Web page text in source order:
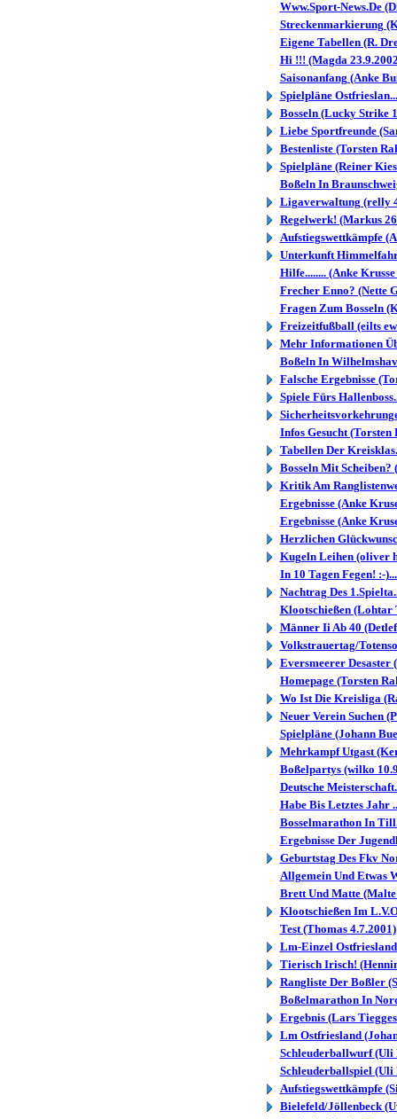
Www.Sport-News.De
Streckenmarkierung
Eigene Tabellen (R.
Hi !!! (Magda
Saisonanfang (Anke
Spielpläne
Bosseln (Lucky Strike
Liebe Sportfreunde
Bestenliste (Torsten
Spielpläne (Reiner
Boßeln In
Ligaverwaltung (relly
Regelwerk! (Markus
Aufstiegswettkämpfe
Unterkunft
Hilfe........ (Anke
Frecher Enno? (Nette
Fragen Zum Bosseln
Freizeitfußball (eilts
Mehr Informationen
Boßeln In
Falsche Ergebnisse
Spiele Fürs
Infos Gesucht (Torsten
Tabellen Der
Bosseln Mit Scheiben?
Kritik Am
Ergebnisse (Anke
Ergebnisse (Anke
Herzlichen
Kugeln Leihen (oliver
In 10 Tagen Fegen! :-
Nachtrag Des
Klootschießen (Lohtar
Männer Ii Ab 40
Volkstrauertag/
Eversmeerer Desaster
Homepage (Torsten
Wo Ist Die Kreisliga
Neuer Verein Suchen
Spielpläne (Johann
Mehrkampf Utgast
Boßelpartys (wilko
Deutsche
Habe Bis Letztes Jahr
Bosselmarathon In
Ergebnisse Der
Geburtstag Des Fkv
Allgemein Und Etwas
Brett Und Matte (Malte
Klootschießen Im
Test (Thomas 4.7.2001)
Lm-Einzel
Tierisch Irisch!
Rangliste Der Boßler
Boßelmarathon In
Ergebnis (Lars
Lm Ostfriesland
Schleuderballwurf (Uli
Schleuderballspiel (Uli
Aufstiegswettkämpfe
Bielefeld/Jöllenbeck